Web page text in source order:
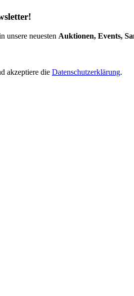
unsere neuesten Auktionen, Events,
akzeptiere die Datenschutzerklärung.